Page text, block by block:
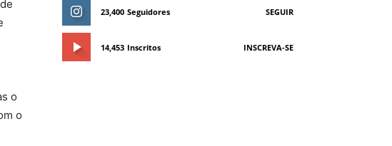
o
o
23,400 Seguidores SEGUIR
14,453 Inscritos INSCREVA-SE